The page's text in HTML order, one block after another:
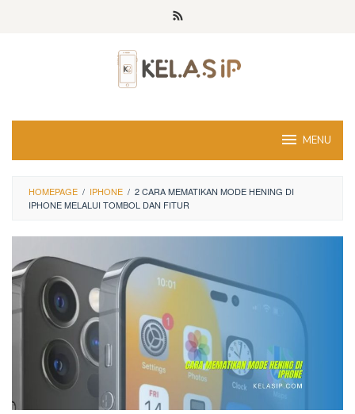
MENU
HOMEPAGE / IPHONE / 2 CARA MEMATIKAN MODE HENING DI
IPHONE MELALUI TOMBOL DAN FITUR